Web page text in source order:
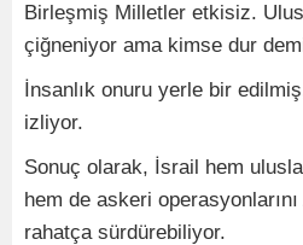
Birleşmiş Milletler etkisiz.
çiğneniyor ama kimse dur
İnsanlık onuru yerle bir
izliyor.
Sonuç olarak, İsrail hem
hem de askeri
rahatça sürdürebiliyor.